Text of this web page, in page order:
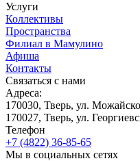
Услуги
Коллективы
Пространства
Филиал в Мамулино
Афиша
Контакты
Связаться с нами
Адреса:
170030, Тверь, ул.
170027, Тверь, ул.
Телефон
+7 (4822) 36-85-65
Мы в социальных сетях